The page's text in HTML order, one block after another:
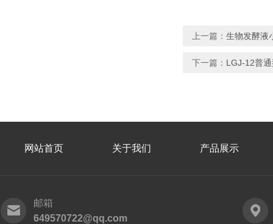
上一篇： 生物发酵液
下一篇： LGJ-12普
网站首页 关于我们 产品展示
邮箱
649570722@qq.com